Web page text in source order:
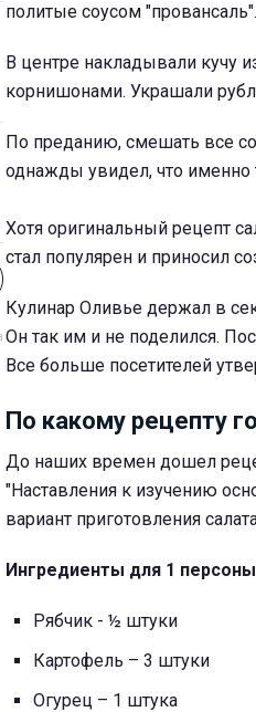
политые соусом "провансаль".
В центре накладывали кучу
корнишонами. Украшали
По преданию, смешать все
однажды увидел, что именно
Хотя оригинальный рецепт
стал популярен и приносил
Кулинар Оливье держал в
Он так им и не поделился.
Все больше посетителей
По какому рецепту
До наших времен дошел
"Наставления к изучению
вариант приготовления
Ингредиенты для 1
Рябчик - ½ штуки
Картофель – 3 штуки
Огурец – 1 штука